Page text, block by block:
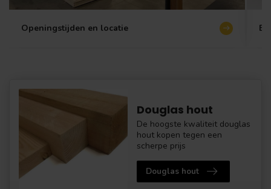
Openingstijden en locatie
Douglas hout
De hoogste kwaliteit douglas
hout kopen tegen een
scherpe prijs
Douglas hout